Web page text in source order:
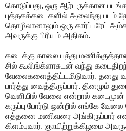
கொடுப்பது, ஒரு ஆர்டருக்கான
புத்தகக்கடைகளில் அலைந்து படம்
தொழிலானாலும் ஒரு கார்ப்பரேட்
அவருக்கு பிரியம் அதிகம்.
கடைக்கு காலை பத்து
சில் கூலிங்க்ளாசுடன் வந்து
வேலைகளைத்திட்டமிடுவார். தனது
பார்த்து வைத்திருப்பார். தினமும்
வெளியில் வேலை என்றால் கடைமுன்
கருப்பு போர்டு ஒன்றில் எங்கே
எத்தனை மணிவரை அங்கிருப்பார்
கிளம்புவார். ஞாயிற்றுக்கிழமை